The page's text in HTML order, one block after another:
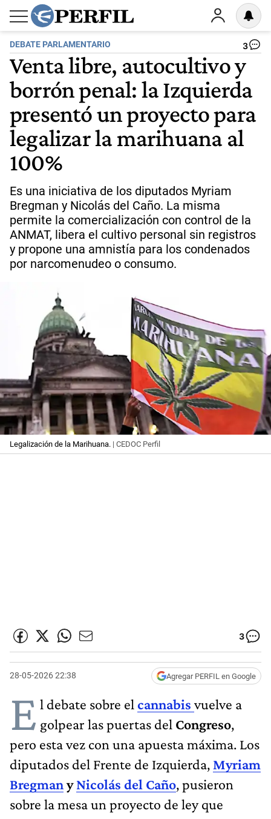
DEBATE PARLAMENTARIO 3
Venta libre, autocultivo y
borrón penal: la Izquierda
presentó un proyecto para
legalizar la marihuana al
100%
Es una iniciativa de los diputados Myriam
Bregman y Nicolás del Caño. La misma
permite la comercialización con control de la
ANMAT, libera el cultivo personal sin registros
y propone una amnistía para los condenados
por narcomenudeo o consumo.
Legalización de la Marihuana. | CEDOC Perfil
3
28-05-2026 22:38 Agregar PERFIL en Google
E l debate sobre el cannabis vuelve a
golpear las puertas del Congreso,
pero esta vez con una apuesta máxima. Los
diputados del Frente de Izquierda, Myriam
BregmanyNicolás del Caño, pusieron
sobre la mesa un proyecto de ley que